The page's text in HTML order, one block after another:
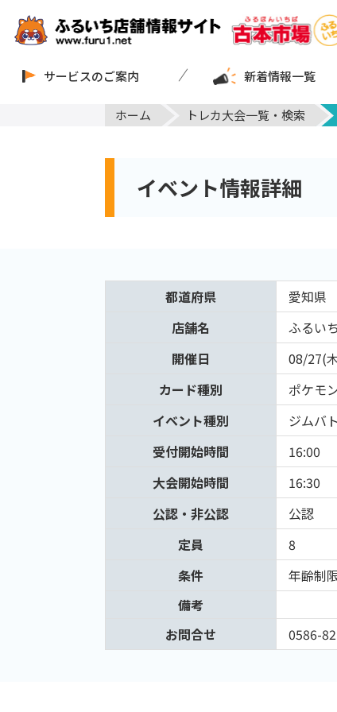
サービスのご案内 新着情報一覧
ホーム トレカ大会一覧・検索
イベント情報詳細
都道府県
愛知県
店舗名
ふるい
開催日
08/27(
カード種別
ポケモ
イベント種別
ジムバ
受付開始時間
16:00
大会開始時間
16:30
公認・非公認
公認
定員
8
条件
年齢制
備考
お問合せ
0586-